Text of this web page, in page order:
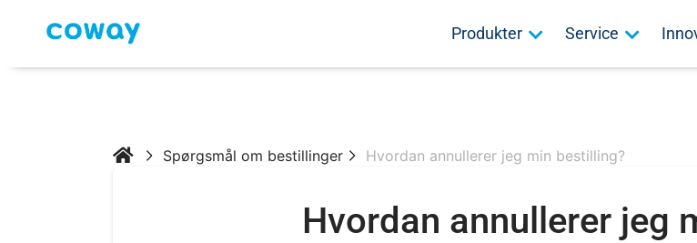
Produkter Service
Spørgsmål om bestillinger Hvordan annullerer jeg min bestilling?
Hvordan annullerer jeg